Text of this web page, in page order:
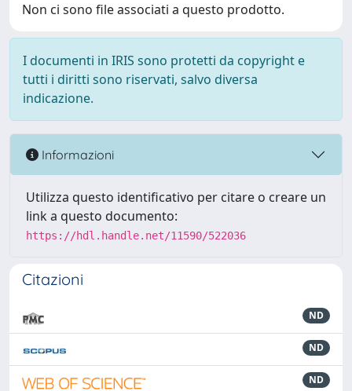
Non ci sono file associati a questo prodotto.
I documenti in IRIS sono protetti da copyright e
tutti i diritti sono riservati, salvo diversa
indicazione.
Informazioni
Utilizza questo identificativo per citare o creare un
link a questo documento:
https://hdl.handle.net/11590/522036
Citazioni
ND
ND
ND